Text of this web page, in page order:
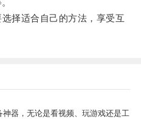
适合自己的方法，享受互
器，无论是看视频、玩游戏还是工